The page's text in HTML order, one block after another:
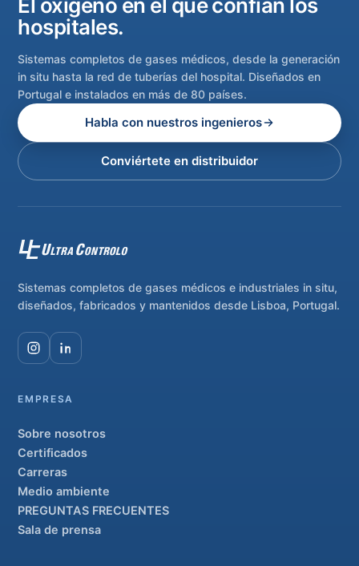
El oxígeno en el que confían los
hospitales.
Sistemas completos de gases médicos, desde la generación
in situ hasta la red de tuberías del hospital. Diseñados en
Portugal e instalados en más de 80 países.
Habla con nuestros ingenieros
Conviértete en distribuidor
Sistemas completos de gases médicos e industriales in situ,
diseñados, fabricados y mantenidos desde Lisboa, Portugal.
EMPRESA
Sobre nosotros
Certificados
Carreras
Medio ambiente
PREGUNTAS FRECUENTES
Sala de prensa